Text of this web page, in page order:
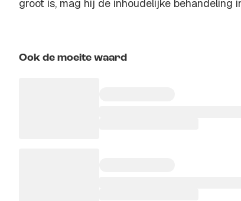
groot is, mag hij de inhoudelijke behandeling
Ook de moeite waard